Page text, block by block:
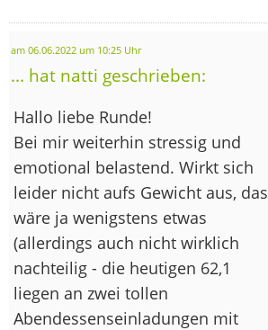
am 06.06.2022 um 10:25 Uhr
... hat natti geschrieben:
Hallo liebe Runde!
Bei mir weiterhin stressig und
emotional belastend. Wirkt sich
leider nicht aufs Gewicht aus, das
wäre ja wenigstens etwas
(allerdings auch nicht wirklich
nachteilig - die heutigen 62,1
liegen an zwei tollen
Abendessenseinladungen mit